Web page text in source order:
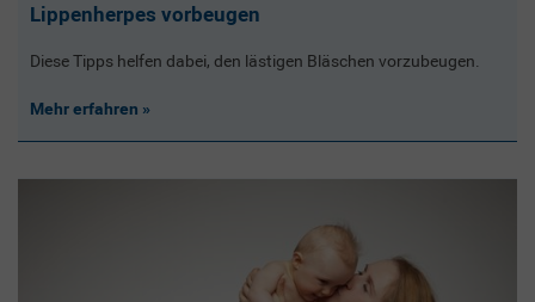
Lippenherpes vorbeugen
Diese Tipps helfen dabei, den lästigen Bläschen vorzubeugen.
Mehr erfahren